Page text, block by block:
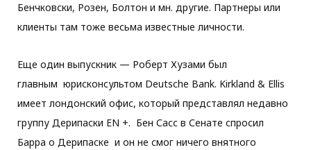
Бенчковски, Розен, Болтон и мн. другие. Партнеры или
клиенты там тоже весьма известные личности.
Еще один выпускник — Роберт Хузами был
главным юрисконсультом Deutsche Bank. Kirkland & Ellis
имеет лондонский офис, который представлял недавно
группу Дерипаски EN +. Бен Сасс в Сенате спросил
Барра о Дерипаске и он не смог ничего внятного